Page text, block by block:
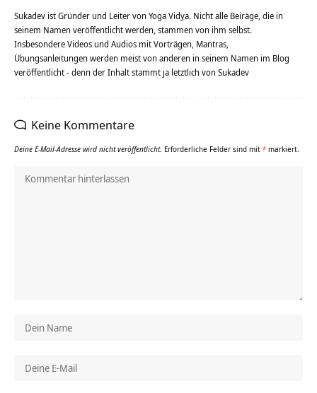
Sukadev ist Gründer und Leiter von Yoga Vidya. Nicht alle Beiräge, die in
seinem Namen veröffentlicht werden, stammen von ihm selbst.
Insbesondere Videos und Audios mit Vorträgen, Mantras,
Übungsanleitungen werden meist von anderen in seinem Namen im Blog
veröffentlicht - denn der Inhalt stammt ja letztlich von Sukadev
Keine Kommentare
Deine E-Mail-Adresse wird nicht veröffentlicht. Erforderliche Felder sind mit * markiert.